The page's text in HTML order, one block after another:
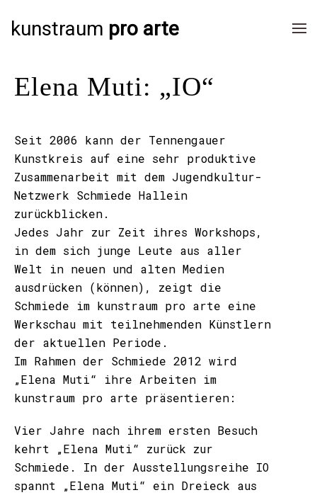
kunstraum pro arte
Elena Muti: „IO“
Seit 2006 kann der Tennengauer
Kunstkreis auf eine sehr produktive
Zusammenarbeit mit dem Jugendkultur-
Netzwerk Schmiede Hallein
zurückblicken.
Jedes Jahr zur Zeit ihres Workshops,
in dem sich junge Leute aus aller
Welt in neuen und alten Medien
ausdrücken (können), zeigt die
Schmiede im kunstraum pro arte eine
Werkschau mit teilnehmenden Künstlern
der aktuellen Periode.
Im Rahmen der Schmiede 2012 wird
„Elena Muti“ ihre Arbeiten im
kunstraum pro arte präsentieren:
Vier Jahre nach ihrem ersten Besuch
kehrt „Elena Muti“ zurück zur
Schmiede. In der Ausstellungsreihe IO
spannt „Elena Muti“ ein Dreieck aus